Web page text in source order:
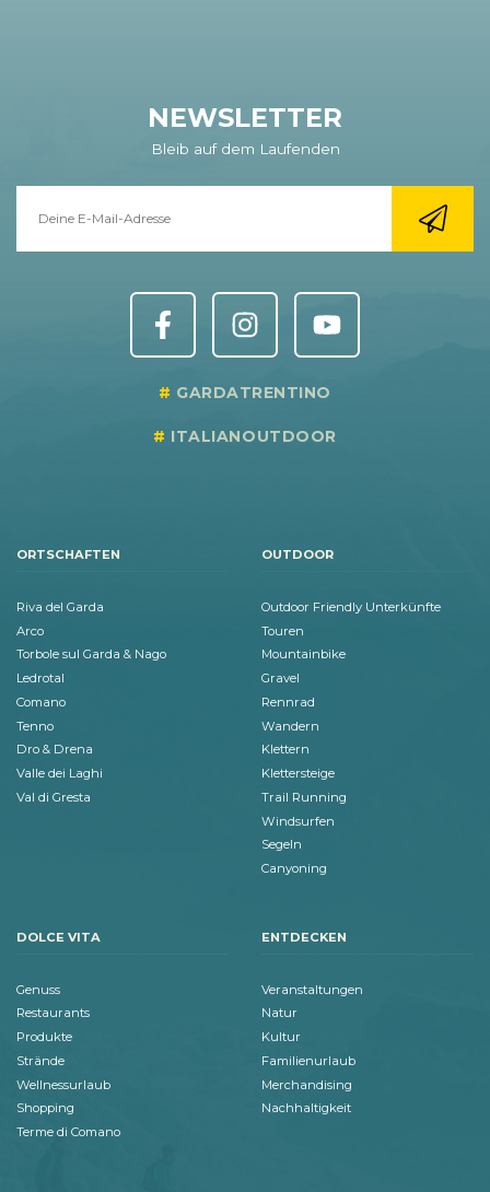
NEWSLETTER
Bleib auf dem Laufenden
GARDATRENTINO
ITALIANOUTDOOR
ORTSCHAFTEN
Riva del Garda
Arco
Torbole sul Garda & Nago
Ledrotal
Comano
Tenno
Dro & Drena
Valle dei Laghi
Val di Gresta
OUTDOOR
Outdoor Friendly Unterkünfte
Touren
Mountainbike
Gravel
Rennrad
Wandern
Klettern
Klettersteige
Trail Running
Windsurfen
Segeln
Canyoning
DOLCE VITA
Genuss
Restaurants
Produkte
Strände
Wellnessurlaub
Shopping
Terme di Comano
ENTDECKEN
Veranstaltungen
Natur
Kultur
Familienurlaub
Merchandising
Nachhaltigkeit